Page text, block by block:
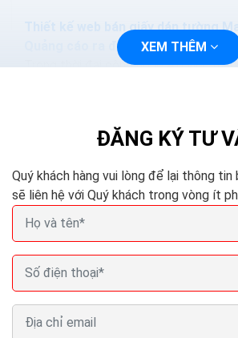
Thiết kế web bán giấy dán tường
Quảng cáo ra đơn 100%
Trong thời đại công nghệ 4.0 việc
XEM THÊM
ĐĂNG KÝ TƯ
Quý khách hàng vui lòng để lại thông tin
sẽ liên hệ với Quý khách trong vòng ít